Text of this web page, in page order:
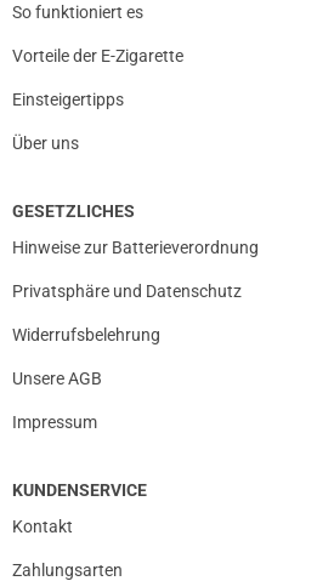
So funktioniert es
Vorteile der E-Zigarette
Einsteigertipps
Über uns
GESETZLICHES
Hinweise zur Batterieverordnung
Privatsphäre und Datenschutz
Widerrufsbelehrung
Unsere AGB
Impressum
KUNDENSERVICE
Kontakt
Zahlungsarten